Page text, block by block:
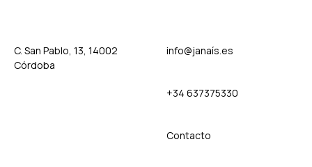
C. San Pablo, 13, 14002
Córdoba
info@janaís.es
+34 637375330
Contacto